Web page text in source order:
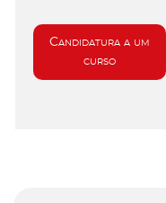
Candidatura a um
curso